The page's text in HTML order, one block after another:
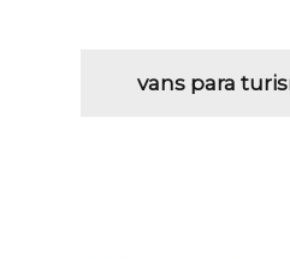
vans para